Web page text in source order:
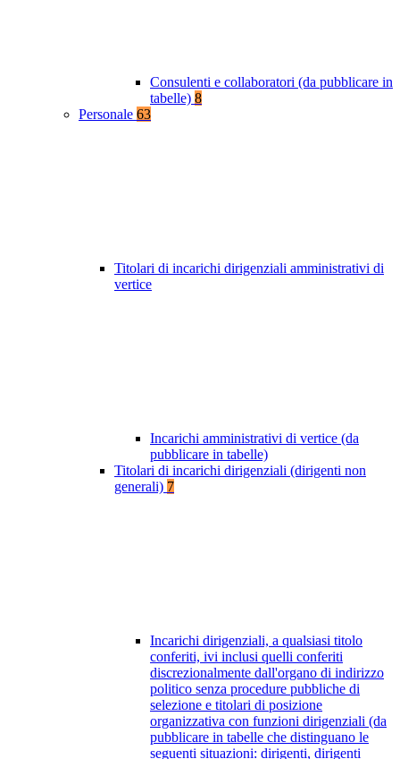
Consulenti e collaboratori (da pubblicare in
tabelle) 8
Personale 63
Titolari di incarichi dirigenziali amministrativi di
vertice
Incarichi amministrativi di vertice (da
pubblicare in tabelle)
Titolari di incarichi dirigenziali (dirigenti non
generali) 7
Incarichi dirigenziali, a qualsiasi titolo
conferiti, ivi inclusi quelli conferiti
discrezionalmente dall'organo di indirizzo
politico senza procedure pubbliche di
selezione e titolari di posizione
organizzativa con funzioni dirigenziali (da
pubblicare in tabelle che distinguano le
seguenti situazioni: dirigenti, dirigenti